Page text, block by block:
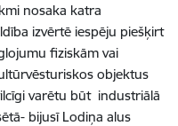
nosaka katra
izvērtē iespēju piešķirt
fiziskām vai
objektus
varētu būt industriālā
bijusī Lodiņa alus